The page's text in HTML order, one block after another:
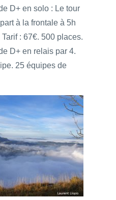
D+ en solo : Le tour
à la frontale à 5h
: 67€. 500 places.
D+ en relais par 4.
25 équipes de